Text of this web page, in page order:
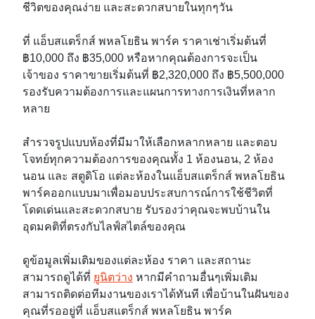
ชีวิตของคุณง่าย และสะดวกสบายในทุกๆวัน
ที่ แอ็บสแตร็กส์ พหลโยธิน พาร์ค ราคาเช่าเริ่มต้นที่
฿10,000 ถึง ฿35,000 หรือหากคุณต้องการจะเป็น
เจ้าของ ราคาขายเริ่มต้นที่ ฿2,320,000 ถึง ฿5,500,000
รองรับความต้องการและแผนการทางการเงินที่หลาก
หลาย
สำรวจรูปแบบห้องที่มีมาให้เลือกหลากหลาย และตอบ
โจทย์ทุกความต้องการของคุณทั้ง 1 ห้องนอน, 2 ห้อง
นอน และ สตูดิโอ แต่ละห้องในแอ็บสแตร็กส์ พหลโยธิน
พาร์คออกแบบมาเพื่อมอบประสบการณ์การใช้ชีวิตที่
โดดเด่นและสะดวกสบาย รับรองว่าคุณจะพบบ้านใน
อุดมคติที่ตรงกับไลฟ์สไตล์ของคุณ
ดูข้อมูลเพิ่มเติมของแต่ละห้อง ราคา และสถานะ
สามารถดูได้ที่ ยูนิตว่าง หากมีคำถามอื่นๆเพิ่มเติม
สามารถติดต่อทีมงานของเราได้ทันที เพื่อบ้านในฝันของ
คุณที่รออยู่ที่ แอ็บสแตร็กส์ พหลโยธิน พาร์ค